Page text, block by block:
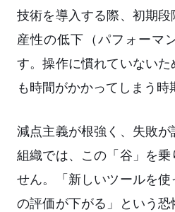
技術を導入する際、初期
産性の低下（パフォーマ
す。操作に慣れていないた
も時間がかかってしまう時
減点主義が根強く、失敗
組織では、この「谷」を乗
せん。「新しいツールを
の評価が下がる」という